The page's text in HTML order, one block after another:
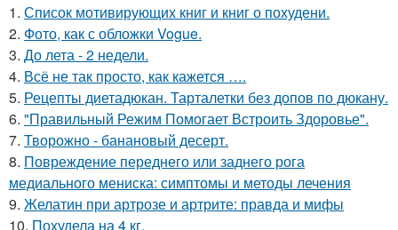
1. Список мотивирующих книг и книг о похудени.
2. Фото, как с обложки Vogue.
3. До лета - 2 недели.
4. Всё не так просто, как кажется ….
5. Рецепты диетадюкан. Тарталетки без допов по дюкану.
6. "Правильный Режим Помогает Встроить Здоровье".
7. Творожно - банановый десерт.
8. Повреждение переднего или заднего рога
медиального мениска: симптомы и методы лечения
9. Желатин при артрозе и артрите: правда и мифы
10. Похудела на 4 кг.